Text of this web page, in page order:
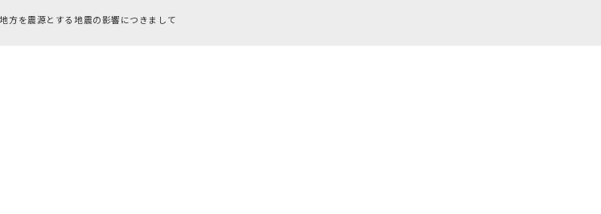
方を震源とする地震の影響につきまして